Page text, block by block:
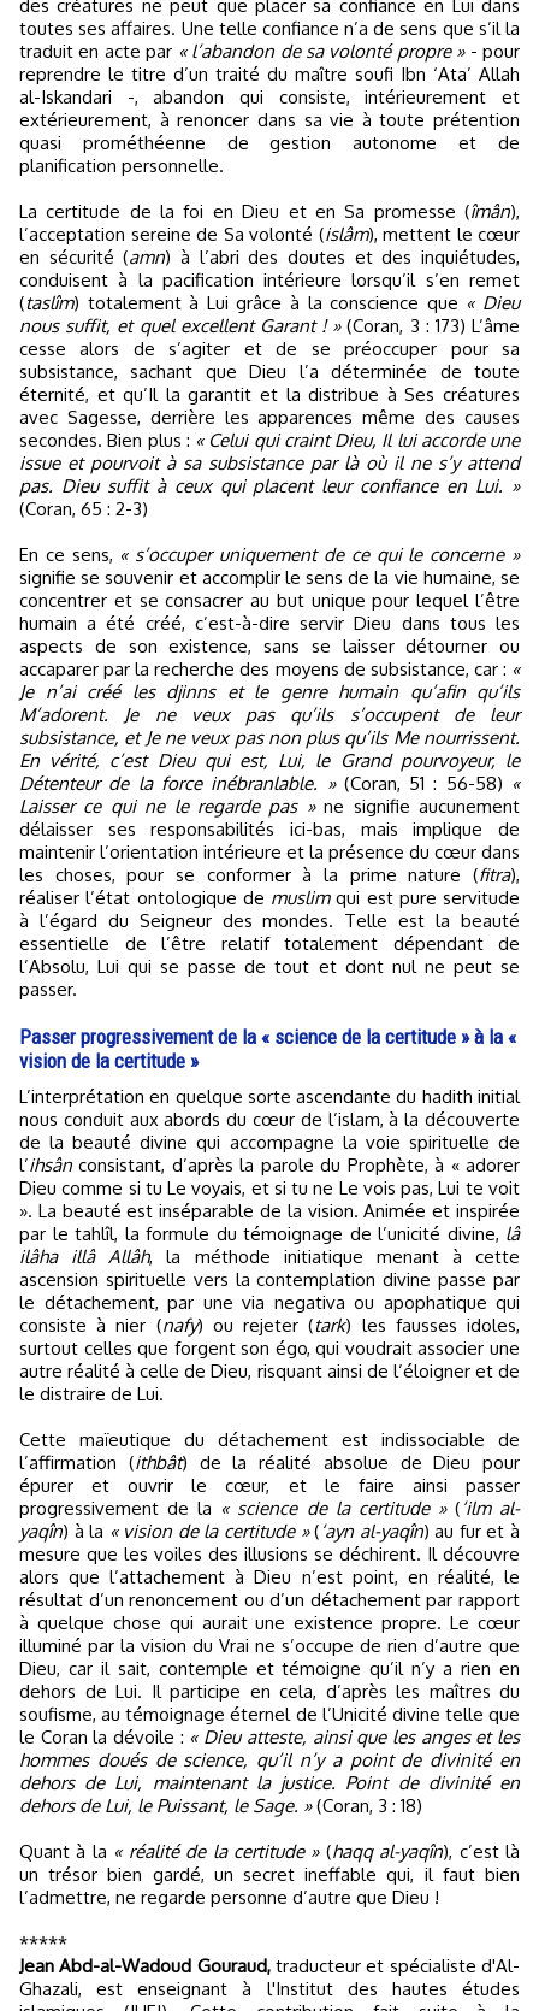
des créatures ne peut que placer sa confiance en Lui dans
toutes ses affaires. Une telle confiance n’a de sens que s’il la
traduit en acte par « l’abandon de sa volonté propre »- pour
reprendre le titre d’un traité du maître soufi Ibn ‘Ata’ Allah
al-Iskandari -, abandon qui consiste, intérieurement et
extérieurement, à renoncer dans sa vie à toute prétention
quasi prométhéenne de gestion autonome et de
planification personnelle.
La certitude de la foi en Dieu et en Sa promesse (îmân),
l’acceptation sereine de Sa volonté (islâm), mettent le cœur
en sécurité (amn) à l’abri des doutes et des inquiétudes,
conduisent à la pacification intérieure lorsqu’il s’en remet
(taslîm) totalement à Lui grâce à la conscience que « Dieu
nous suffit, et quel excellent Garant ! »(Coran, 3 : 173) L’âme
cesse alors de s’agiter et de se préoccuper pour sa
subsistance, sachant que Dieu l’a déterminée de toute
éternité, et qu’Il la garantit et la distribue à Ses créatures
avec Sagesse, derrière les apparences même des causes
secondes. Bien plus : « Celui qui craint Dieu, Il lui accorde une
issue et pourvoit à sa subsistance par là où il ne s’y attend
pas. Dieu suffit à ceux qui placent leur confiance en Lui. »
(Coran, 65 : 2-3)
En ce sens, « s’occuper uniquement de ce qui le concerne »
signifie se souvenir et accomplir le sens de la vie humaine, se
concentrer et se consacrer au but unique pour lequel l’être
humain a été créé, c’est-à-dire servir Dieu dans tous les
aspects de son existence, sans se laisser détourner ou
accaparer par la recherche des moyens de subsistance, car : «
Je n’ai créé les djinns et le genre humain qu’afin qu’ils
M’adorent. Je ne veux pas qu’ils s’occupent de leur
subsistance, et Je ne veux pas non plus qu’ils Me nourrissent.
En vérité, c’est Dieu qui est, Lui, le Grand pourvoyeur, le
Détenteur de la force inébranlable. »(Coran, 51 : 56-58) «
Laisser ce qui ne le regarde pas »ne signifie aucunement
délaisser ses responsabilités ici-bas, mais implique de
maintenir l’orientation intérieure et la présence du cœur dans
les choses, pour se conformer à la prime nature (fitra),
réaliser l’état ontologique de muslimqui est pure servitude
à l’égard du Seigneur des mondes. Telle est la beauté
essentielle de l’être relatif totalement dépendant de
l’Absolu, Lui qui se passe de tout et dont nul ne peut se
passer.
Passer progressivement de la « science de la certitude » à la «
vision de la certitude »
L’interprétation en quelque sorte ascendante du hadith initial
nous conduit aux abords du cœur de l’islam, à la découverte
de la beauté divine qui accompagne la voie spirituelle de
l’ihsân consistant, d’après la parole du Prophète, à « adorer
Dieu comme si tu Le voyais, et si tu ne Le vois pas, Lui te voit
». La beauté est inséparable de la vision. Animée et inspirée
par le tahlîl, la formule du témoignage de l’unicité divine, lâ
ilâha illâ Allâh, la méthode initiatique menant à cette
ascension spirituelle vers la contemplation divine passe par
le détachement, par une via negativa ou apophatique qui
consiste à nier (nafy) ou rejeter (tark) les fausses idoles,
surtout celles que forgent son égo, qui voudrait associer une
autre réalité à celle de Dieu, risquant ainsi de l’éloigner et de
le distraire de Lui.
Cette maïeutique du détachement est indissociable de
l’affirmation (ithbât) de la réalité absolue de Dieu pour
épurer et ouvrir le cœur, et le faire ainsi passer
progressivement de la « science de la certitude »( ‘ilm al-
yaqîn) à la « vision de la certitude »( ‘ayn al-yaqîn) au fur et à
mesure que les voiles des illusions se déchirent. Il découvre
alors que l’attachement à Dieu n’est point, en réalité, le
résultat d’un renoncement ou d’un détachement par rapport
à quelque chose qui aurait une existence propre. Le cœur
illuminé par la vision du Vrai ne s’occupe de rien d’autre que
Dieu, car il sait, contemple et témoigne qu’il n’y a rien en
dehors de Lui. Il participe en cela, d’après les maîtres du
soufisme, au témoignage éternel de l’Unicité divine telle que
le Coran la dévoile : « Dieu atteste, ainsi que les anges et les
hommes doués de science, qu’il n’y a point de divinité en
dehors de Lui, maintenant la justice. Point de divinité en
dehors de Lui, le Puissant, le Sage. »(Coran, 3 : 18)
Quant à la « réalité de la certitude »(haqq al-yaqîn), c’est là
un trésor bien gardé, un secret ineffable qui, il faut bien
l’admettre, ne regarde personne d’autre que Dieu !
*****
Jean Abd-al-Wadoud Gouraud,traducteur et spécialiste d'Al-
Ghazali, est enseignant à l'Institut des hautes études